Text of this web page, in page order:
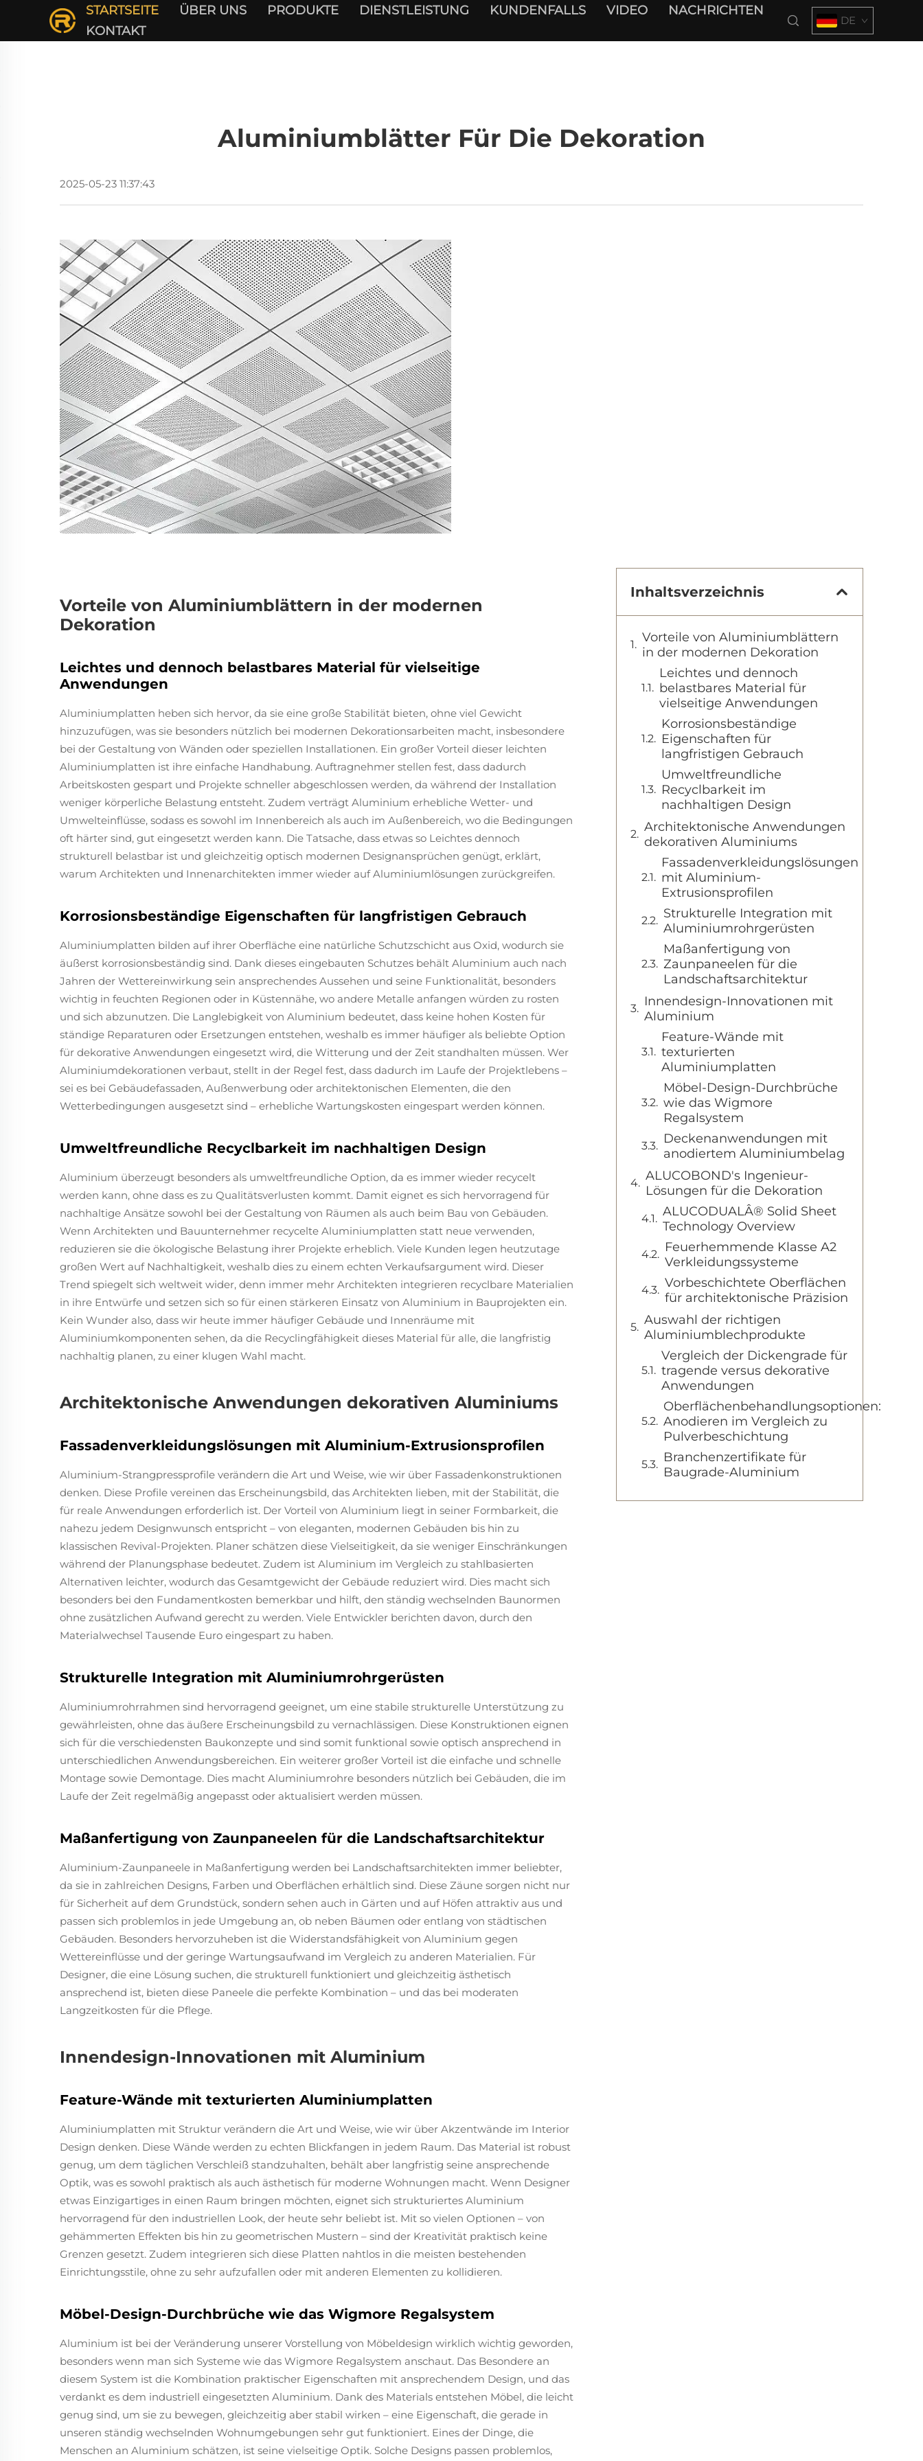
STARTSEITE ÜBER UNS PRODUKTE DIENSTLEISTUNG KUNDENFALLS VIDEO
NACHRICHTEN
KONTAKT
DE
Aluminiumblätter Für Die Dekoration
2025-05-23 11:37:43
Vorteile von Aluminiumblättern in der modernen
Dekoration
Leichtes und dennoch belastbares Material für vielseitige
Anwendungen
Aluminiumplatten heben sich hervor, da sie eine große Stabilität bieten, ohne viel Gewicht
hinzuzufügen, was sie besonders nützlich bei modernen Dekorationsarbeiten macht, insbesondere
bei der Gestaltung von Wänden oder speziellen Installationen. Ein großer Vorteil dieser leichten
Aluminiumplatten ist ihre einfache Handhabung. Auftragnehmer stellen fest, dass dadurch
Arbeitskosten gespart und Projekte schneller abgeschlossen werden, da während der Installation
weniger körperliche Belastung entsteht. Zudem verträgt Aluminium erhebliche Wetter- und
Umwelteinflüsse, sodass es sowohl im Innenbereich als auch im Außenbereich, wo die Bedingungen
oft härter sind, gut eingesetzt werden kann. Die Tatsache, dass etwas so Leichtes dennoch
strukturell belastbar ist und gleichzeitig optisch modernen Designansprüchen genügt, erklärt,
warum Architekten und Innenarchitekten immer wieder auf Aluminiumlösungen zurückgreifen.
Korrosionsbeständige Eigenschaften für langfristigen Gebrauch
Aluminiumplatten bilden auf ihrer Oberfläche eine natürliche Schutzschicht aus Oxid, wodurch sie
äußerst korrosionsbeständig sind. Dank dieses eingebauten Schutzes behält Aluminium auch nach
Jahren der Wettereinwirkung sein ansprechendes Aussehen und seine Funktionalität, besonders
wichtig in feuchten Regionen oder in Küstennähe, wo andere Metalle anfangen würden zu rosten
und sich abzunutzen. Die Langlebigkeit von Aluminium bedeutet, dass keine hohen Kosten für
ständige Reparaturen oder Ersetzungen entstehen, weshalb es immer häufiger als beliebte Option
für dekorative Anwendungen eingesetzt wird, die Witterung und der Zeit standhalten müssen. Wer
Aluminiumdekorationen verbaut, stellt in der Regel fest, dass dadurch im Laufe der Projektlebens –
sei es bei Gebäudefassaden, Außenwerbung oder architektonischen Elementen, die den
Wetterbedingungen ausgesetzt sind – erhebliche Wartungskosten eingespart werden können.
Umweltfreundliche Recyclbarkeit im nachhaltigen Design
Aluminium überzeugt besonders als umweltfreundliche Option, da es immer wieder recycelt
werden kann, ohne dass es zu Qualitätsverlusten kommt. Damit eignet es sich hervorragend für
nachhaltige Ansätze sowohl bei der Gestaltung von Räumen als auch beim Bau von Gebäuden.
Wenn Architekten und Bauunternehmer recycelte Aluminiumplatten statt neue verwenden,
reduzieren sie die ökologische Belastung ihrer Projekte erheblich. Viele Kunden legen heutzutage
großen Wert auf Nachhaltigkeit, weshalb dies zu einem echten Verkaufsargument wird. Dieser
Trend spiegelt sich weltweit wider, denn immer mehr Architekten integrieren recyclbare Materialien
in ihre Entwürfe und setzen sich so für einen stärkeren Einsatz von Aluminium in Bauprojekten ein.
Kein Wunder also, dass wir heute immer häufiger Gebäude und Innenräume mit
Aluminiumkomponenten sehen, da die Recyclingfähigkeit dieses Material für alle, die langfristig
nachhaltig planen, zu einer klugen Wahl macht.
Architektonische Anwendungen dekorativen Aluminiums
Fassadenverkleidungslösungen mit Aluminium-Extrusionsprofilen
Aluminium-Strangpressprofile verändern die Art und Weise, wie wir über Fassadenkonstruktionen
denken. Diese Profile vereinen das Erscheinungsbild, das Architekten lieben, mit der Stabilität, die
für reale Anwendungen erforderlich ist. Der Vorteil von Aluminium liegt in seiner Formbarkeit, die
nahezu jedem Designwunsch entspricht – von eleganten, modernen Gebäuden bis hin zu
klassischen Revival-Projekten. Planer schätzen diese Vielseitigkeit, da sie weniger Einschränkungen
während der Planungsphase bedeutet. Zudem ist Aluminium im Vergleich zu stahlbasierten
Alternativen leichter, wodurch das Gesamtgewicht der Gebäude reduziert wird. Dies macht sich
besonders bei den Fundamentkosten bemerkbar und hilft, den ständig wechselnden Baunormen
ohne zusätzlichen Aufwand gerecht zu werden. Viele Entwickler berichten davon, durch den
Materialwechsel Tausende Euro eingespart zu haben.
Strukturelle Integration mit Aluminiumrohrgerüsten
Aluminiumrohrrahmen sind hervorragend geeignet, um eine stabile strukturelle Unterstützung zu
gewährleisten, ohne das äußere Erscheinungsbild zu vernachlässigen. Diese Konstruktionen eignen
sich für die verschiedensten Baukonzepte und sind somit funktional sowie optisch ansprechend in
unterschiedlichen Anwendungsbereichen. Ein weiterer großer Vorteil ist die einfache und schnelle
Montage sowie Demontage. Dies macht Aluminiumrohre besonders nützlich bei Gebäuden, die im
Laufe der Zeit regelmäßig angepasst oder aktualisiert werden müssen.
Maßanfertigung von Zaunpaneelen für die Landschaftsarchitektur
Aluminium-Zaunpaneele in Maßanfertigung werden bei Landschaftsarchitekten immer beliebter,
da sie in zahlreichen Designs, Farben und Oberflächen erhältlich sind. Diese Zäune sorgen nicht nur
für Sicherheit auf dem Grundstück, sondern sehen auch in Gärten und auf Höfen attraktiv aus und
passen sich problemlos in jede Umgebung an, ob neben Bäumen oder entlang von städtischen
Gebäuden. Besonders hervorzuheben ist die Widerstandsfähigkeit von Aluminium gegen
Wettereinflüsse und der geringe Wartungsaufwand im Vergleich zu anderen Materialien. Für
Designer, die eine Lösung suchen, die strukturell funktioniert und gleichzeitig ästhetisch
ansprechend ist, bieten diese Paneele die perfekte Kombination – und das bei moderaten
Langzeitkosten für die Pflege.
Innendesign-Innovationen mit Aluminium
Feature-Wände mit texturierten Aluminiumplatten
Aluminiumplatten mit Struktur verändern die Art und Weise, wie wir über Akzentwände im Interior
Design denken. Diese Wände werden zu echten Blickfangen in jedem Raum. Das Material ist robust
genug, um dem täglichen Verschleiß standzuhalten, behält aber langfristig seine ansprechende
Optik, was es sowohl praktisch als auch ästhetisch für moderne Wohnungen macht. Wenn Designer
etwas Einzigartiges in einen Raum bringen möchten, eignet sich strukturiertes Aluminium
hervorragend für den industriellen Look, der heute sehr beliebt ist. Mit so vielen Optionen – von
gehämmerten Effekten bis hin zu geometrischen Mustern – sind der Kreativität praktisch keine
Grenzen gesetzt. Zudem integrieren sich diese Platten nahtlos in die meisten bestehenden
Einrichtungsstile, ohne zu sehr aufzufallen oder mit anderen Elementen zu kollidieren.
Möbel-Design-Durchbrüche wie das Wigmore Regalsystem
Aluminium ist bei der Veränderung unserer Vorstellung von Möbeldesign wirklich wichtig geworden,
besonders wenn man sich Systeme wie das Wigmore Regalsystem anschaut. Das Besondere an
diesem System ist die Kombination praktischer Eigenschaften mit ansprechendem Design, und das
verdankt es dem industriell eingesetzten Aluminium. Dank des Materials entstehen Möbel, die leicht
genug sind, um sie zu bewegen, gleichzeitig aber stabil wirken – eine Eigenschaft, die gerade in
unseren ständig wechselnden Wohnumgebungen sehr gut funktioniert. Eines der Dinge, die
Menschen an Aluminium schätzen, ist seine vielseitige Optik. Solche Designs passen problemlos,
Inhaltsverzeichnis
Vorteile von Aluminiumblättern
in der modernen Dekoration
Leichtes und dennoch
belastbares Material für
vielseitige Anwendungen
Korrosionsbeständige
Eigenschaften für
langfristigen Gebrauch
Umweltfreundliche
Recyclbarkeit im
nachhaltigen Design
Architektonische Anwendungen
dekorativen Aluminiums
Fassadenverkleidungslösungen
mit Aluminium-
Extrusionsprofilen
Strukturelle Integration mit
Aluminiumrohrgerüsten
Maßanfertigung von
Zaunpaneelen für die
Landschaftsarchitektur
Innendesign-Innovationen mit
Aluminium
Feature-Wände mit
texturierten
Aluminiumplatten
Möbel-Design-Durchbrüche
wie das Wigmore
Regalsystem
Deckenanwendungen mit
anodiertem Aluminiumbelag
ALUCOBOND's Ingenieur-
Lösungen für die Dekoration
ALUCODUALÂ® Solid Sheet
Technology Overview
Feuerhemmende Klasse A2
Verkleidungssysteme
Vorbeschichtete Oberflächen
für architektonische Präzision
Auswahl der richtigen
Aluminiumblechprodukte
Vergleich der Dickengrade für
tragende versus dekorative
Anwendungen
Oberflächenbehandlungsoptionen:
Anodieren im Vergleich zu
Pulverbeschichtung
Branchenzertifikate für
Baugrade-Aluminium